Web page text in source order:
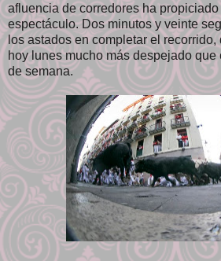
afluencia de corredores ha
espectáculo. Dos minutos y veinte
los astados en completar el recorrido,
hoy lunes mucho más despejado
de semana.